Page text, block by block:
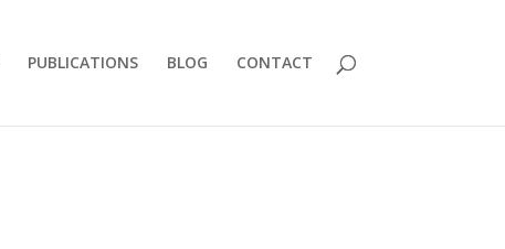
PUBLICATIONS BLOG CONTACT